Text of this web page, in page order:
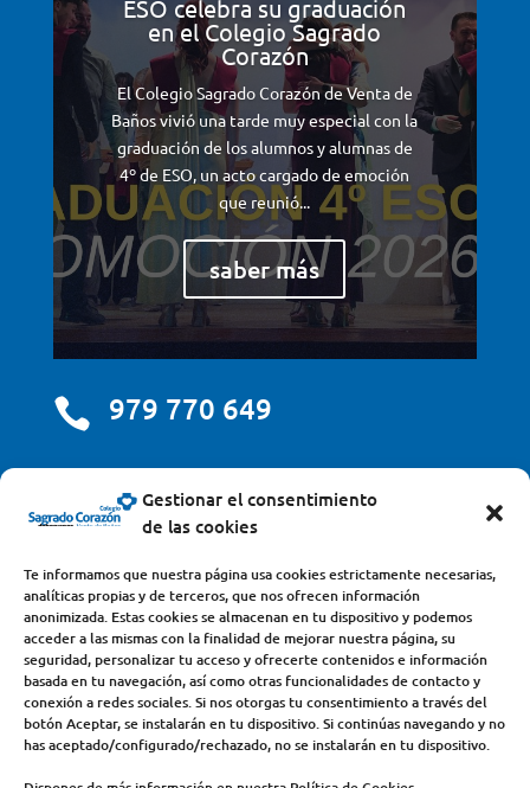
Gestionar el consentimiento
de las cookies
Te informamos que nuestra página usa cookies estrictamente necesarias,
analíticas propias y de terceros, que nos ofrecen información
anonimizada. Estas cookies se almacenan en tu dispositivo y podemos
acceder a las mismas con la finalidad de mejorar nuestra página, su
seguridad, personalizar tu acceso y ofrecerte contenidos e información
basada en tu navegación, así como otras funcionalidades de contacto y
conexión a redes sociales. Si nos otorgas tu consentimiento a través del
botón Aceptar, se instalarán en tu dispositivo. Si continúas navegando y no
has aceptado/configurado/rechazado, no se instalarán en tu dispositivo.
ESO celebra su graduación
en el Colegio Sagrado
Corazón
El Colegio Sagrado Corazón de Venta de
Baños vivió una tarde muy especial con la
graduación de los alumnos y alumnas de
4º de ESO, un acto cargado de emoción
que reunió...
saber más
 979 770 649
centro@scjdehon.com
Colegio y Seminario Sagrado Corazón
Avda. Castilla y León, s/n – 34200 – Venta de Baños
(Palencia) – Teléfono 979770649